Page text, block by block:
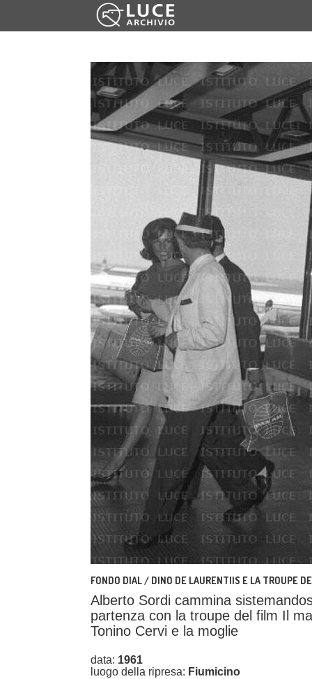
FONDO DIAL / DINO DE LAURENTIIS E LA TROUPE
Alberto Sordi cammina
partenza con la troupe del film Il
Tonino Cervi e la moglie
data: 1961
luogo della ripresa: Fiumicino